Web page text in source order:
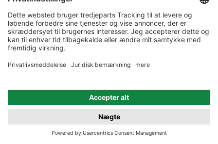
450 DKK gratis fragt
Kundeservice:
1.000 vinavlere –
Vinhandler
i år 2022
Tilbage